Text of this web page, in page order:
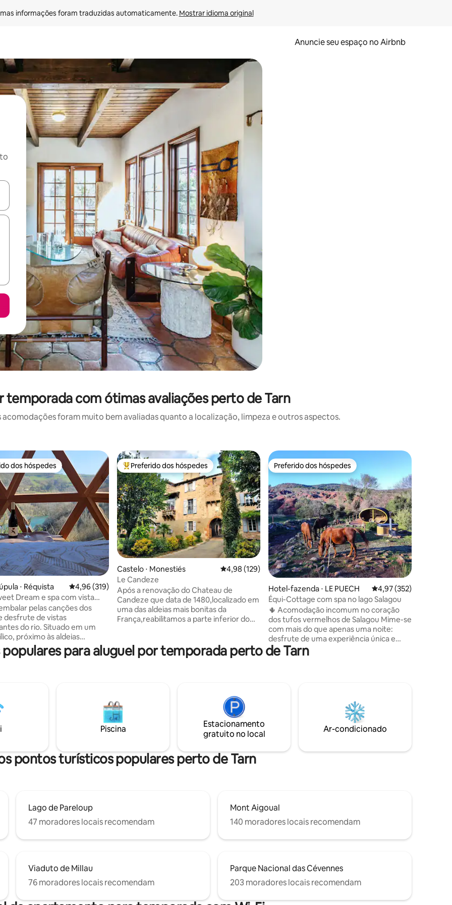
informações foram traduzidas automaticamente. Mostrar idioma original
Anuncie seu espaço no Airbnb
os usando as seta para cima e para baixo do teclado ou tocando e deslizando o dedo na tela.
temporada com ótimas avaliações perto de Tarn
acomodações foram muito bem avaliadas quanto a localização, limpeza e outros aspectos.
de 5, 134 avaliações
preferidos dos hóspedes
dos hóspedes
⋅ Réquista 4,96 de uma avaliação média de 5, 319 avaliações
4,96 (319)
Dream e spa com vista
pelas canções dos
desfrute de vistas
rio. Situado em um
próximo às aldeias
de Brousse-le-Château e
Perto de
Rodez, Montpellier Spas
Sky Vista para
turísticas nas
Entre os melhores preferidos dos hóspedes
Preferido dos hóspedes
Castelo ⋅ Monestiés 4,98 de uma avaliação média de 5, 129 avaliações
4,98 (129)
Le Candeze
Após a renovação do Chateau de
Candeze que data de 1480,localizado em
uma das aldeias mais bonitas da
França,reabilitamos a parte inferior do
das ruas mais bonitas desta vila medieval.
Tranquilo,descanso,frescura esperam
decoração. Apartamento espaçoso com
um grande quarto familiar. Você terá
acesso a um grande parque adjacente.
Preferido dos hóspedes
Preferido dos hóspedes
Hotel-fazenda ⋅ LE PUECH 4,97 de uma avaliação
4,97 (352)
Équi-Cottage com spa no lago Salagou
🌵 Acomodação incomum no coração
dos tufos vermelhos de Salagou Mime-se
com mais do que apenas uma noite:
desfrute de uma experiência única e
exótica o mais próximo possível dos
cavalos. ✨ Os pontos positivos do
Lago Salagou 🏍️ Passeio de moto elétrica
🏄 Aluguel de prancha de SUP
para aluguel por temporada perto de Tarn
Piscina
Estacionamento
gratuito no local
Ar-condicionado
pontos turísticos populares perto de Tarn
Lago de Pareloup
47 moradores locais recomendam
Mont Aigoual
140 moradores locais recomendam
Viaduto de Millau
76 moradores locais recomendam
Parque Nacional das Cévennes
203 moradores locais recomendam